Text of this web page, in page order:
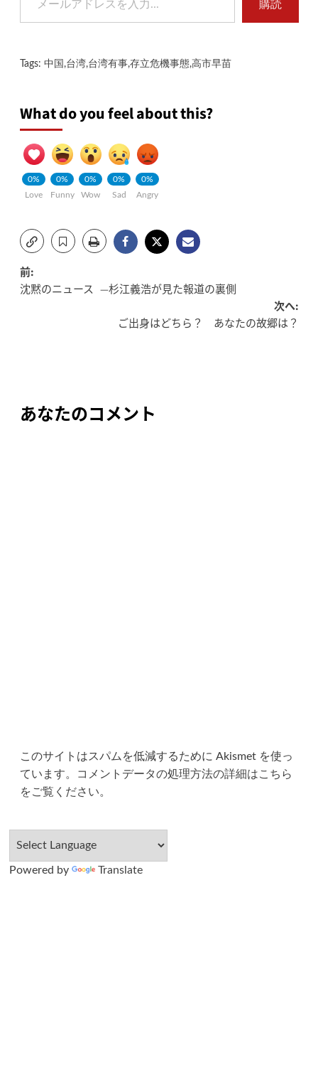
購読
Tags: 中国 ,台湾,台湾有事,存立危機事態,高市早苗
What do you feel about this?
0%
Love
0%
Funny
0%
Wow
0%
Sad
0%
Angry
投
ー
前:
沈黙のニュース —杉江義浩が見た報道の裏側
次へ:
ご出身はどちら？ あなたの故郷は？
あなたのコメント
このサイトはスパムを低減するために Akismet を使っ
ています。
コメントデータの処理方法の詳細はこちら
をご覧ください。
Powered by Translate